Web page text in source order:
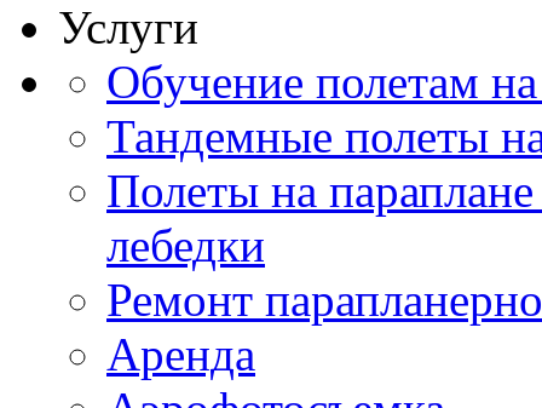
Услуги
Обучение полетам
Тандемные полеты
Полеты на
лебедки
Ремонт
Аренда